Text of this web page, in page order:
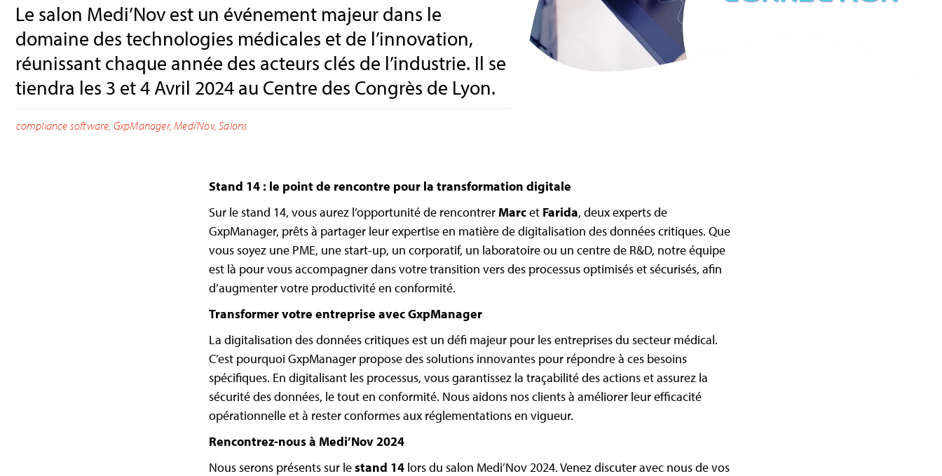
Le salon Medi’Nov est un événement majeur dans le
domaine des technologies médicales et de l’innovation,
réunissant chaque année des acteurs clés de l’industrie. Il se
tiendra les 3 et 4 Avril 2024 au Centre des Congrès de Lyon.
compliance software, GxpManager,Medi'Nov,Salons
Stand 14 : le point de rencontre pour la transformation digitale
Sur le stand 14, vous aurez l’opportunité de rencontrer Marcet Farida, deux experts de
GxpManager, prêts à partager leur expertise en matière de digitalisation des données critiques. Que
vous soyez une PME, une start-up, un corporatif, un laboratoire ou un centre de R&D, notre équipe
est là pour vous accompagner dans votre transition vers des processus optimisés et sécurisés, afin
d’augmenter votre productivité en conformité.
Transformer votre entreprise avec GxpManager
La digitalisation des données critiques est un défi majeur pour les entreprises du secteur médical.
C’est pourquoi GxpManager propose des solutions innovantes pour répondre à ces besoins
spécifiques. En digitalisant les processus, vous garantissez la traçabilité des actions et assurez la
sécurité des données, le tout en conformité. Nous aidons nos clients à améliorer leur efficacité
opérationnelle et à rester conformes aux réglementations en vigueur.
Rencontrez-nous à Medi’Nov 2024
Nous serons présents sur lestand 14 lors du salon Medi’Nov 2024. Venez discuter avec nous de vos